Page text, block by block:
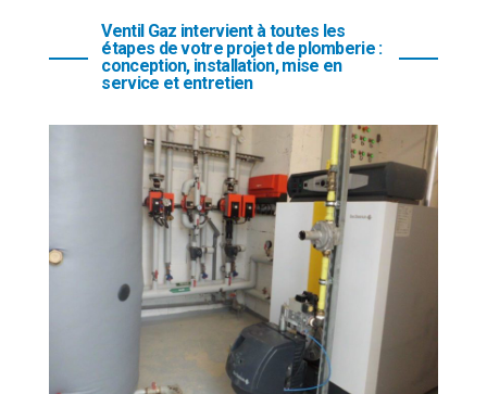
Ventil Gaz intervient à toutes les
étapes de votre projet de plomberie :
conception, installation, mise en
service et entretien